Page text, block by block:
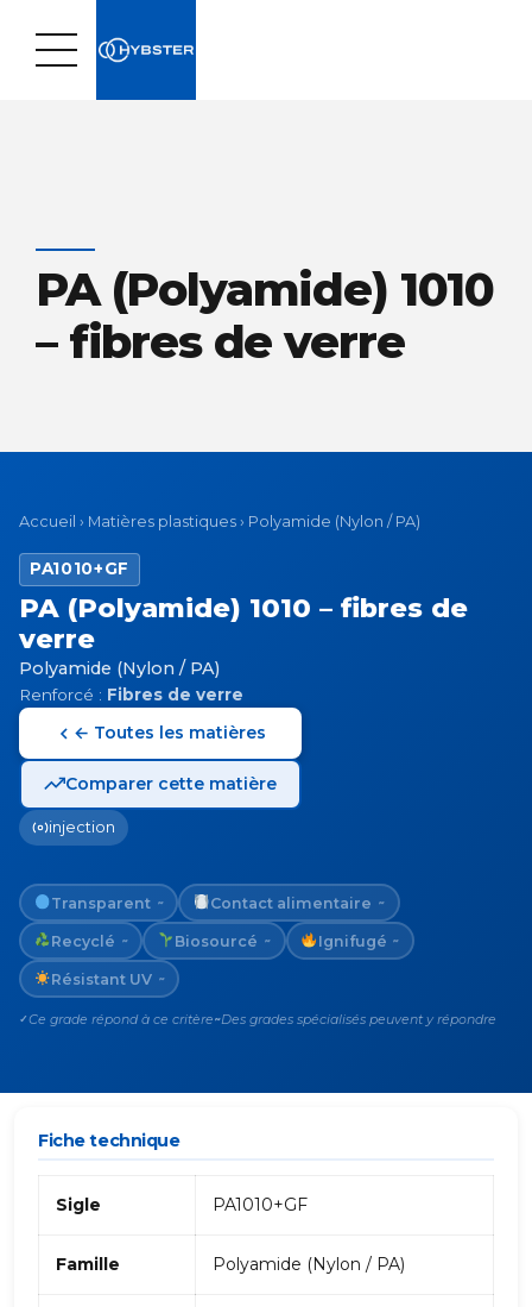
PA (Polyamide) 1010
– fibres de verre
Accueil › Matières plastiques › Polyamide (Nylon / PA)
PA1010+GF
PA (Polyamide) 1010 – fibres de
verre
Polyamide (Nylon / PA)
Renforcé : Fibres de verre
← Toutes les matières
Comparer cette matière
injection
Transparent ~ Contact alimentaire ~
Recyclé ~ Biosourcé ~ Ignifugé ~
Résistant UV ~
✓ Ce grade répond à ce critère ~Des grades spécialisés peuvent y répondre
Fiche technique
Sigle PA1010+GF
Famille Polyamide (Nylon / PA)